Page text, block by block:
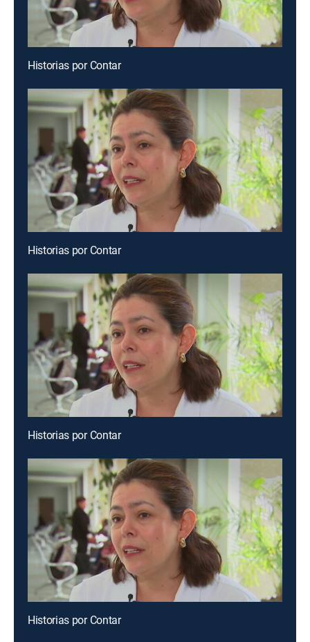
Historias por Contar
Historias por Contar
Historias por Contar
Historias por Contar